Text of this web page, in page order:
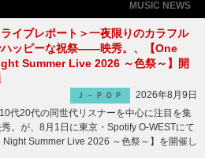
MUSIC NEWS
ライブレポート＞一夜限りのカラフル
ッピーな祝祭――映秀。、【One
Summer Live 2026 ～色祭～】開
Ｊ－ＰＯＰ
2026年8月9日
代20代の同世代リスナーを中心に注目を集
。が、8月1日に東京・Spotify O-WESTにて
Summer Live 2026 ～色祭～】を開催し